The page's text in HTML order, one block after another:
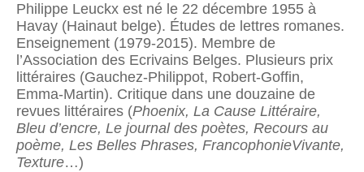
Philippe Leuckx est né le 22 décembre 1955 à
Havay (Hainaut belge). Études de lettres romanes.
Enseignement (1979-2015). Membre de
l’Association des Ecrivains Belges. Plusieurs prix
littéraires (Gauchez-Philippot, Robert-Goffin,
Emma-Martin). Critique dans une douzaine de
revues littéraires (Phoenix, La Cause Littéraire,
Bleu d’encre, Le journal des poètes, Recours au
poème, Les Belles Phrases, FrancophonieVivante,
Texture…)